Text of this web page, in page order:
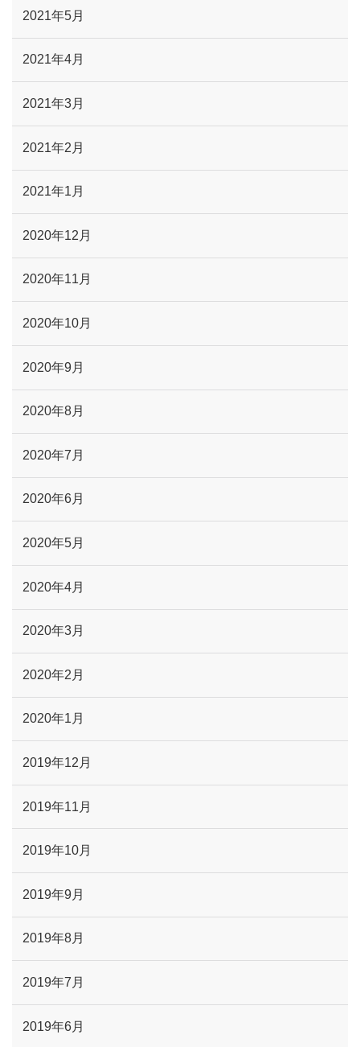
2021年5月
2021年4月
2021年3月
2021年2月
2021年1月
2020年12月
2020年11月
2020年10月
2020年9月
2020年8月
2020年7月
2020年6月
2020年5月
2020年4月
2020年3月
2020年2月
2020年1月
2019年12月
2019年11月
2019年10月
2019年9月
2019年8月
2019年7月
2019年6月